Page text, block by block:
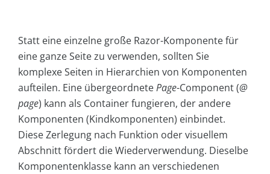
Statt eine einzelne große Razor-Komponente für
eine ganze Seite zu verwenden, sollten Sie
komplexe Seiten in Hierarchien von Komponenten
aufteilen. Eine übergeordnetePage-Component (@
page) kann als Container fungieren, der andere
Komponenten (Kindkomponenten) einbindet.
Diese Zerlegung nach Funktion oder visuellem
Abschnitt fördert die Wiederverwendung. Dieselbe
Komponentenklasse kann an verschiedenen